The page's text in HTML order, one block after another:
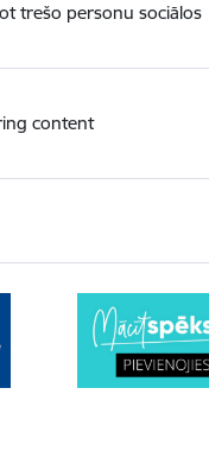
trešo personu sociālos
content